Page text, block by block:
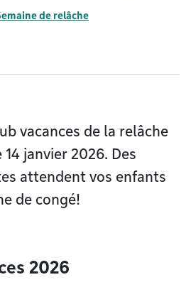
de relâche
vacances de la relâche
janvier 2026. Des
attendent vos enfants
de congé!
2026